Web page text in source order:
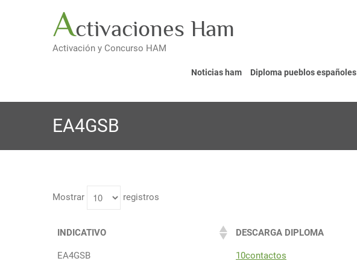
Activaciones Ham
Activación y Concurso HAM
Noticias ham Diploma pueblos españoles
EA4GSB
Mostrar registros
INDICATIVO DESCARGA DIPLOMA
EA4GSB 10contactos